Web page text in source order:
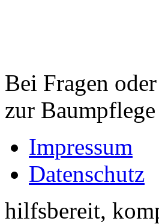
Bei Fragen
zur
Impressum
Datenschutz
hilfsbereit,